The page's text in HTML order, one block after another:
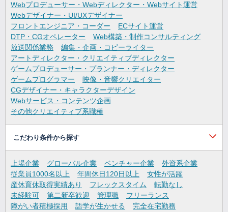
Webプロデューサー・Webディレクター・Webサイト運営
Webデザイナー・UI/UXデザイナー
フロントエンジニア・コーダー
ECサイト運営
DTP・CGオペレーター
Web構築・制作コンサルティング
放送関係業務
編集・企画・コピーライター
アートディレクター・クリエイティブディレクター
ゲームプロデューサー・プランナー・ディレクター
ゲームプログラマー
映像・音響クリエイター
CGデザイナー・キャラクターデザイン
Webサービス・コンテンツ企画
その他クリエイティブ系職種
こだわり条件から探す
上場企業 グローバル企業 ベンチャー企業
外資系企業
従業員1000名以上
年間休日120日以上
女性が活躍
産休育休取得実績あり
フレックスタイム
転勤なし
未経験可
第二新卒歓迎 管理職
フリーランス
障がい者積極採用
語学が生かせる
完全在宅勤務